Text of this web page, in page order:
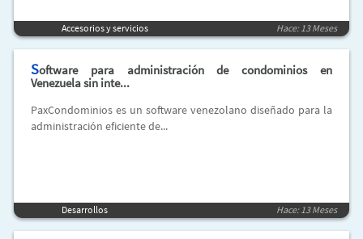
Accesorios y servicios Hace: 13 Meses
Software para administración de condominios en
Venezuela sin inte...
PaxCondominios es un software venezolano diseñado para la
administración eficiente de...
Desarrollos Hace: 13 Meses